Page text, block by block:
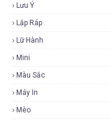
Lưu Ý
Lắp Ráp
Lữ Hành
Mini
Màu Sắc
Máy In
Mèo